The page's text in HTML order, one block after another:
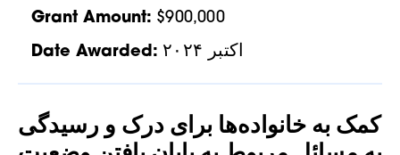
Grant Amount: $900,000
Date Awarded:
اکتبر ۲۰۲۴
کمک به خانواده‌ها برای درک و رسیدگی